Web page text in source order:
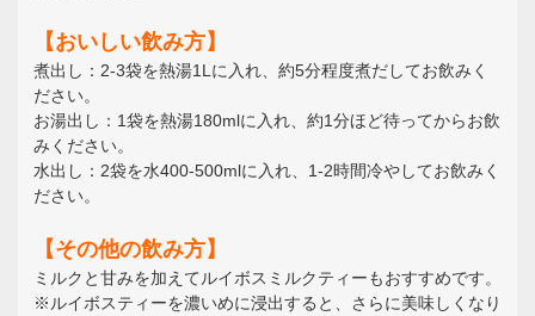
【おいしい飲み方】
煮出し：2-3袋を熱湯1Lに入れ、約5分程度煮だしてお飲みく
ださい。
お湯出し：1袋を熱湯180mlに入れ、約1分ほど待ってからお飲
みください。
水出し：2袋を水400-500mlに入れ、1-2時間冷やしてお飲みく
ださい。
【その他の飲み方】
ミルクと甘みを加えてルイボスミルクティーもおすすめです。
※ルイボスティーを濃いめに浸出すると、さらに美味しくなり